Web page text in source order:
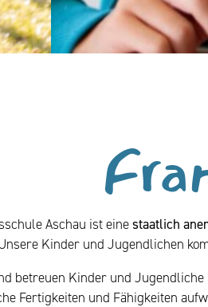
Aschau ist einestaatlich
Kinder und Jugendlichen
betreuen Kinder und
Fertigkeiten und Fähigkeiten